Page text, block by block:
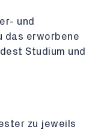
und
das erworbene
Studium und
zu jeweils